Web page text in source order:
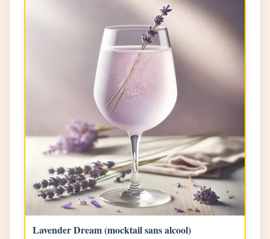
Lavender Dream (mocktail sans alcool)